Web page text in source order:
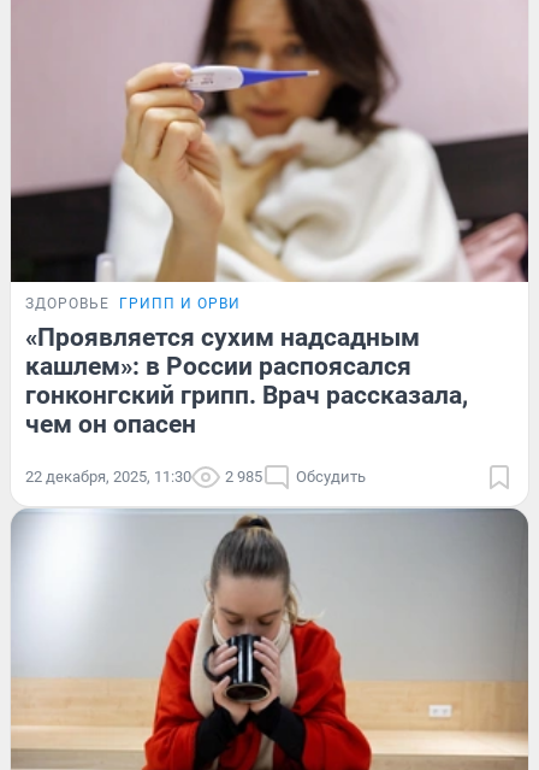
ЗДОРОВЬЕ ГРИПП И ОРВИ
«Проявляется сухим надсадным
кашлем»: в России распоясался
гонконгский грипп. Врач рассказала,
чем он опасен
22 декабря, 2025, 11:30 2 985 Обсудить